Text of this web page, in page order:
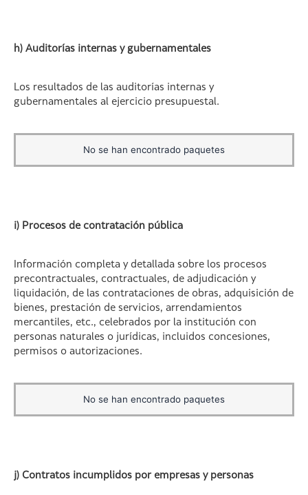
h) Auditorías internas y gubernamentales
Los resultados de las auditorías internas y
gubernamentales al ejercicio presupuestal.
No se han encontrado paquetes
i) Procesos de contratación pública
Información completa y detallada sobre los procesos
precontractuales, contractuales, de adjudicación y
liquidación, de las contrataciones de obras, adquisición de
bienes, prestación de servicios, arrendamientos
mercantiles, etc., celebrados por la institución con
personas naturales o jurídicas, incluidos concesiones,
permisos o autorizaciones.
No se han encontrado paquetes
j) Contratos incumplidos por empresas y personas